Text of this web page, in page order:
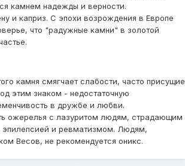
камнем надежды и верности.
и каприз. С эпохи возрождения в Европе
что "радужные камни" в золотой
камня смягчает слабости, часто присущие
этим знаком - недостаточную
в дружбе и любви.
ожерелья с лазуритом людям, страдающим
и ревматизмом. Людям,
Весов, не рекомендуется оникс.